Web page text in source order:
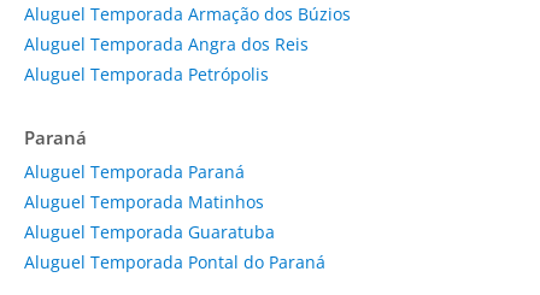
Aluguel Temporada Armação dos Búzios
Aluguel Temporada Angra dos Reis
Aluguel Temporada Petrópolis
Paraná
Aluguel Temporada Paraná
Aluguel Temporada Matinhos
Aluguel Temporada Guaratuba
Aluguel Temporada Pontal do Paraná